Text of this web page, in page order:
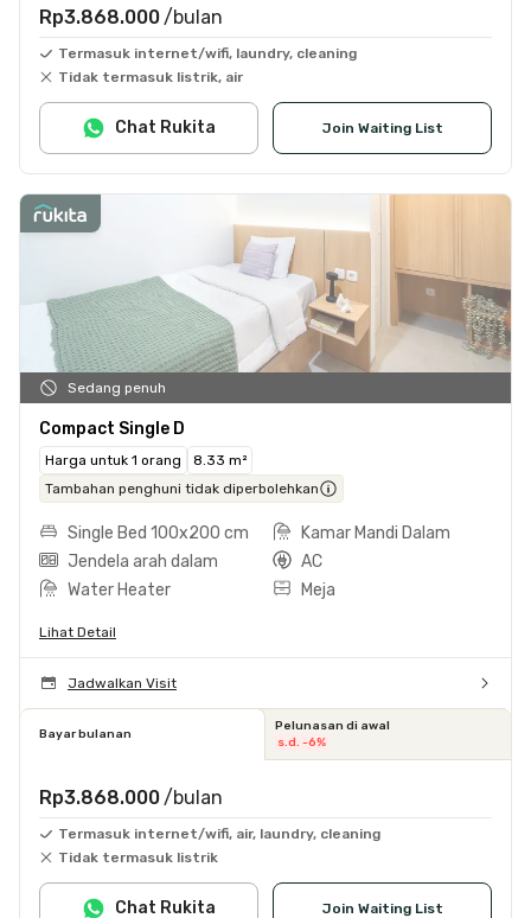
Rp3.868.000 /bulan
Termasuk internet/wifi, laundry, cleaning
Tidak termasuk listrik, air
Join Waiting List
Chat Rukita
Sedang penuh
Compact Single D
Harga untuk 1 orang
8.33 m²
Tambahan penghuni tidak diperbolehkan
Single Bed 100x200 cm
Kamar Mandi Dalam
Jendela arah dalam
AC
Water Heater
Meja
Lihat Detail
Jadwalkan Visit
Bayar bulanan
Pelunasan di awal
s.d. -6%
Rp3.868.000 /bulan
Termasuk internet/wifi, air, laundry, cleaning
Tidak termasuk listrik
Join Waiting List
Chat Rukita